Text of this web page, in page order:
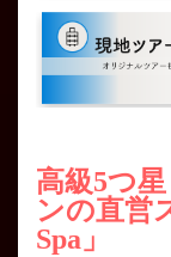
高級5つ
ンの直営
Spa」